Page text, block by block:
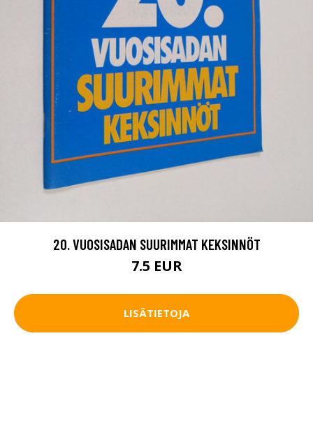
20. VUOSISADAN SUURIMMAT KEKSINNÖT
7.5 EUR
LISÄTIETOJA